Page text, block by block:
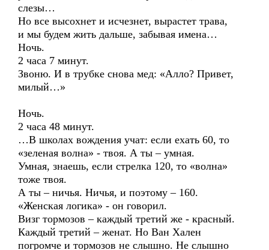
слезы…
Но все высохнет и исчезнет, вырастет трава,
и мы будем жить дальше, забывая имена…
Ночь.
2 часа 7 минут.
Звоню. И в трубке снова мед: «Алло? Привет,
милый…»
Ночь.
2 часа 48 минут.
…В школах вождения учат: если ехать 60, то
«зеленая волна» - твоя. А ты – умная.
Умная, знаешь, если стрелка 120, то «волна»
тоже твоя.
А ты – ничья. Ничья, и поэтому – 160.
«Женская логика» - он говорил.
Визг тормозов – каждый третий же - красный.
Каждый третий – женат. Но Ван Хален
погромче и тормозов не слышно. Не слышно